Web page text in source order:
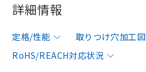
詳細情報
定格/性能 取りつけ穴加工図
RoHS/REACH対応状況